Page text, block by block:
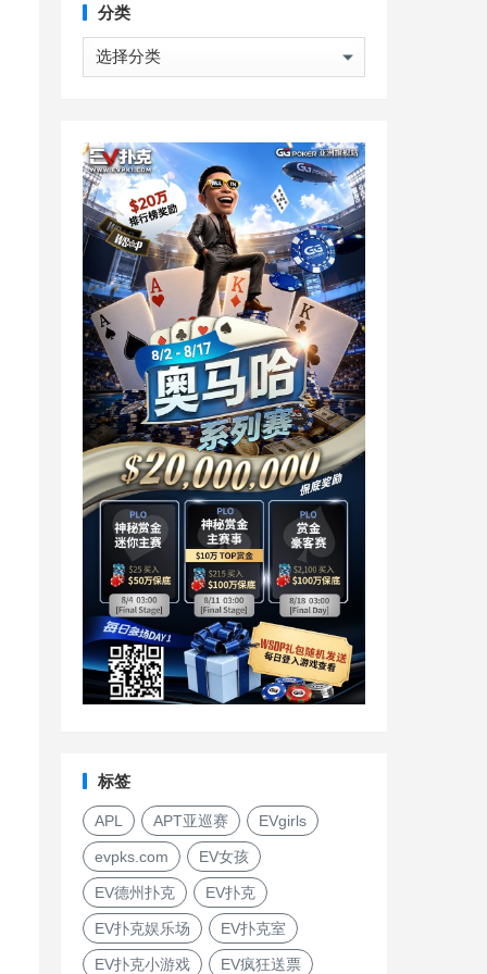
分类
分
类
标签
APL APT亚巡赛 EVgirls
evpks.com EV女孩
EV德州扑克 EV扑克
EV扑克娱乐场 EV扑克室
EV扑克小游戏 EV疯狂送票